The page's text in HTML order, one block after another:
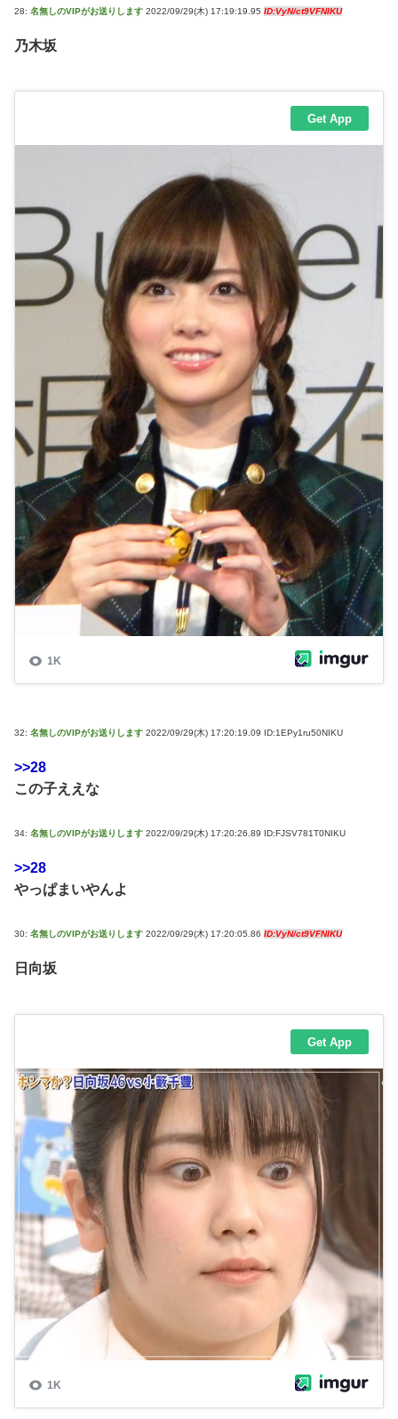
28: 名無しのVIPがお送りします 2022/09/29(木) 17:19:19.95 ID:VyN/ct9VFNIKU
乃木坂
32: 名無しのVIPがお送りします 2022/09/29(木) 17:20:19.09 ID:1EPy1ru50NIKU
>>28
この子ええな
34: 名無しのVIPがお送りします 2022/09/29(木) 17:20:26.89 ID:FJSV781T0NIKU
>>28
やっぱまいやんよ
30: 名無しのVIPがお送りします 2022/09/29(木) 17:20:05.86 ID:VyN/ct9VFNIKU
日向坂